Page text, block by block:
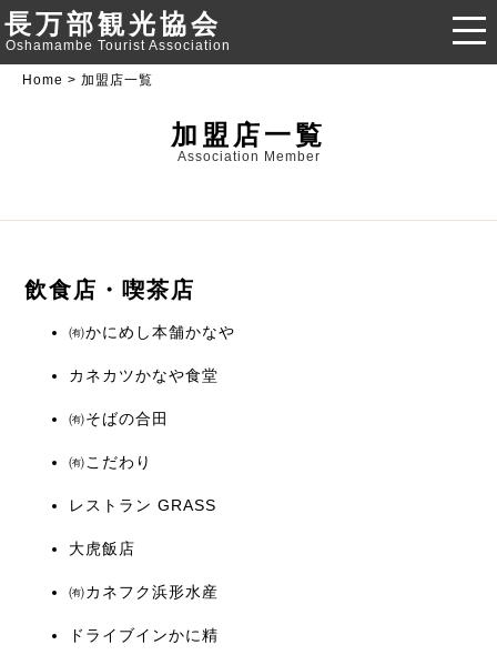
長万部観光協会
Oshamambe Tourist Association
Home > 加盟店一覧
加盟店一覧
Association Member
飲食店・喫茶店
㈲かにめし本舗かなや
カネカツかなや食堂
㈲そばの合田
㈲こだわり
レストラン GRASS
大虎飯店
㈲カネフク浜形水産
ドライブインかに精